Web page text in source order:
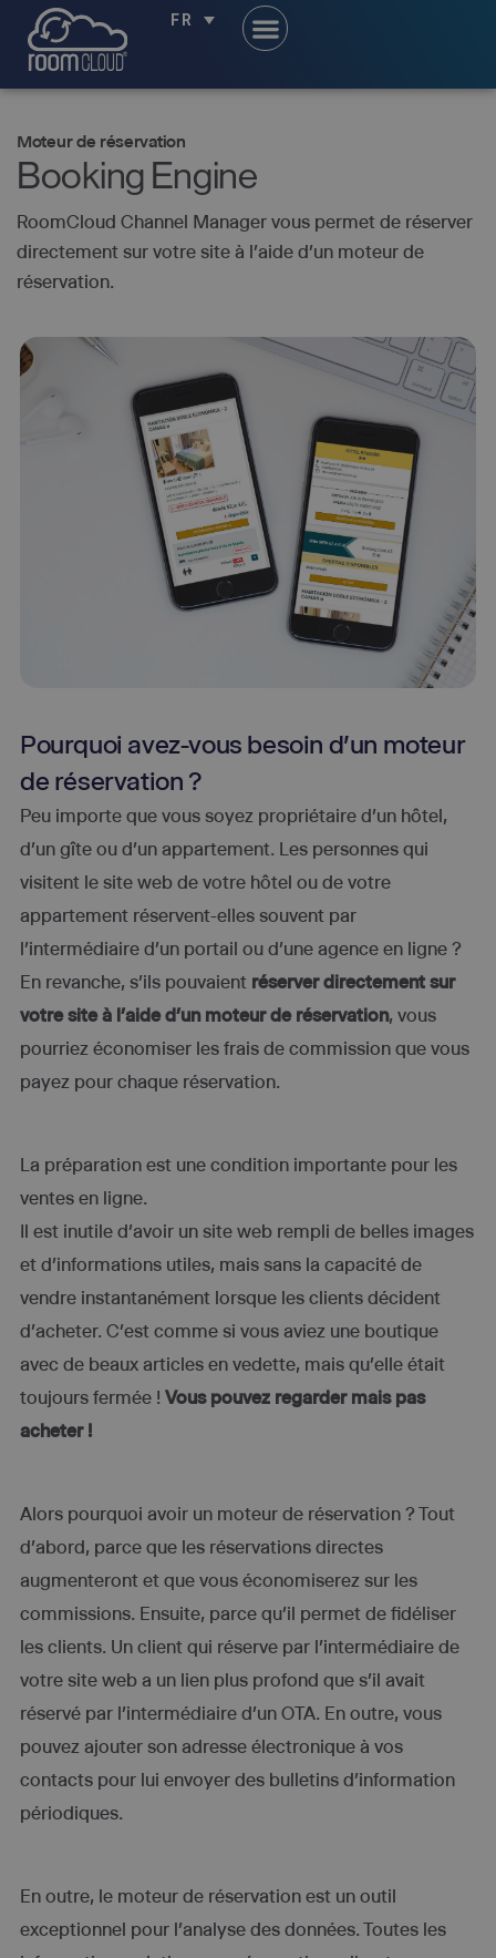
FR
Moteur de réservation
Booking Engine
RoomCloud Channel Manager vous permet de réserver
directement sur votre site à l’aide d’un moteur de
réservation.
Pourquoi avez-vous besoin d'un moteur
de réservation ?
Peu importe que vous soyez propriétaire d’un hôtel,
d’un gîte ou d’un appartement. Les personnes qui
visitent le site web de votre hôtel ou de votre
appartement réservent-elles souvent par
l’intermédiaire d’un portail ou d’une agence en ligne ?
En revanche, s’ils pouvaient réserver directement sur
votre site à l’aide d’un moteur de réservation, vous
pourriez économiser les frais de commission que vous
payez pour chaque réservation.
La préparation est une condition importante pour les
ventes en ligne.
Il est inutile d’avoir un site web rempli de belles images
et d’informations utiles, mais sans la capacité de
vendre instantanément lorsque les clients décident
d’acheter. C’est comme si vous aviez une boutique
avec de beaux articles en vedette, mais qu’elle était
toujours fermée ! Vous pouvez regarder mais pas
acheter !
Alors pourquoi avoir un moteur de réservation ? Tout
d’abord, parce que les réservations directes
augmenteront et que vous économiserez sur les
commissions. Ensuite, parce qu’il permet de fidéliser
les clients. Un client qui réserve par l’intermédiaire de
votre site web a un lien plus profond que s’il avait
réservé par l’intermédiaire d’un OTA. En outre, vous
pouvez ajouter son adresse électronique à vos
contacts pour lui envoyer des bulletins d’information
périodiques.
En outre, le moteur de réservation est un outil
exceptionnel pour l’analyse des données. Toutes les